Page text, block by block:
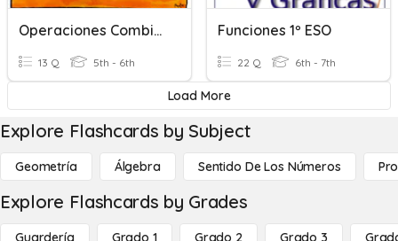
Operaciones Combinadas
13 Q 5th - 6th
Funciones 1º ESO
22 Q 6th - 7th
Load More
Explore Flashcards by Subject
Geometría Álgebra Sentido De Los Números
Explore Flashcards by Grades
Guardería Grado 1 Grado 2 Grado 3